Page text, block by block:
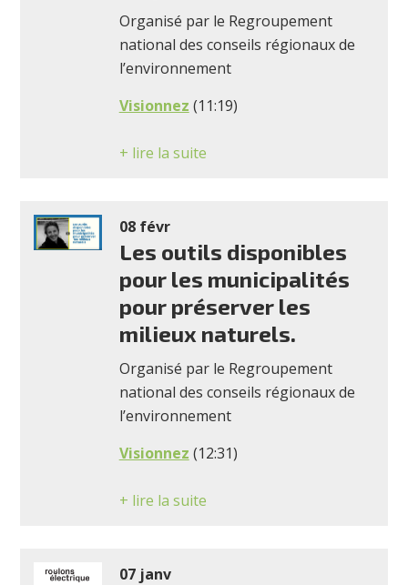
Organisé par le Regroupement
national des conseils régionaux de
l’environnement
Visionnez (11:19)
+ lire la suite
08 févr
Les outils disponibles
pour les municipalités
pour préserver les
milieux naturels.
Organisé par le Regroupement
national des conseils régionaux de
l’environnement
Visionnez (12:31)
+ lire la suite
07 janv